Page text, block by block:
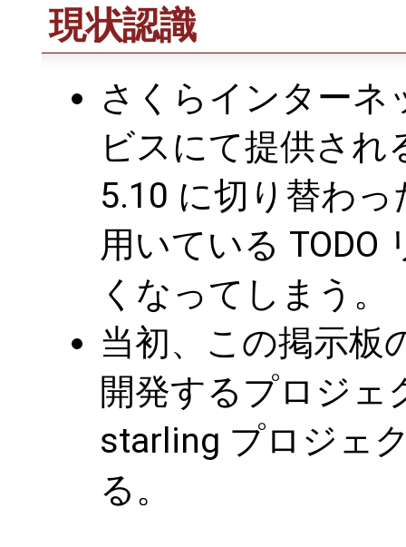
現状認識
さくらインターネ
ビスにて提供され
5.10 に切り替わ
用いている TODO
くなってしまう。
当初、この掲示板
開発するプロジェ
starling プロジェ
る。